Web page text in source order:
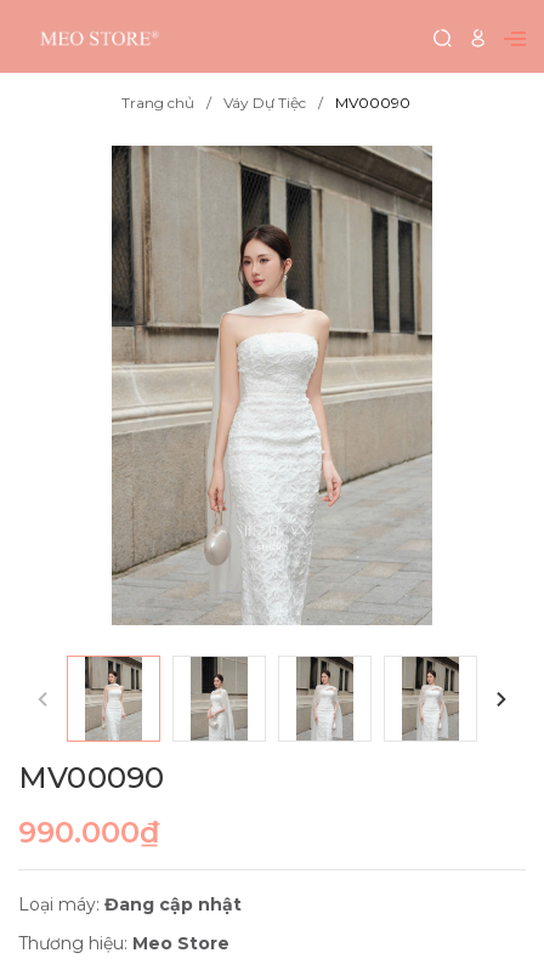
Trang chủ Váy Dự Tiệc MV00090
MV00090
990.000₫
Loại máy: Đang cập nhật
Thương hiệu: Meo Store